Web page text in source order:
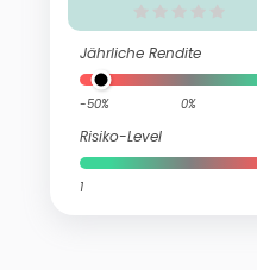
Jährliche Rendite
-50% 0%
Risiko-Level
1